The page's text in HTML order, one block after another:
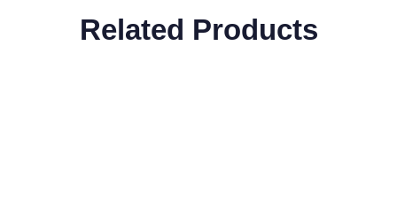
Related Products